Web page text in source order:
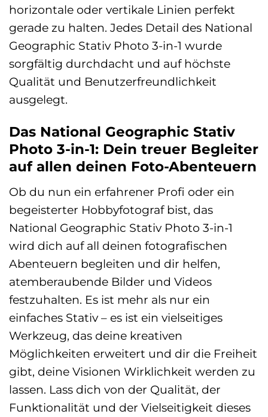
horizontale oder vertikale Linien perfekt
gerade zu halten. Jedes Detail des National
Geographic Stativ Photo 3-in-1 wurde
sorgfältig durchdacht und auf höchste
Qualität und Benutzerfreundlichkeit
ausgelegt.
Das National Geographic Stativ
Photo 3-in-1: Dein treuer Begleiter
auf allen deinen Foto-Abenteuern
Ob du nun ein erfahrener Profi oder ein
begeisterter Hobbyfotograf bist, das
National Geographic Stativ Photo 3-in-1
wird dich auf all deinen fotografischen
Abenteuern begleiten und dir helfen,
atemberaubende Bilder und Videos
festzuhalten. Es ist mehr als nur ein
einfaches Stativ – es ist ein vielseitiges
Werkzeug, das deine kreativen
Möglichkeiten erweitert und dir die Freiheit
gibt, deine Visionen Wirklichkeit werden zu
lassen. Lass dich von der Qualität, der
Funktionalität und der Vielseitigkeit dieses